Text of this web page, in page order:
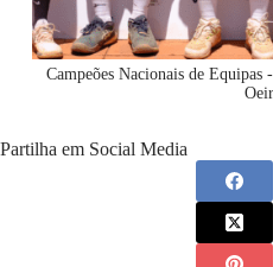
Campeões Nacionais de
Partilha em Social Media